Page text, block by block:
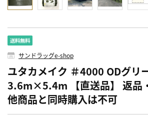
サンドラッグe-shop
ユタカメイク ＃4000 ODグリ
3.6m×5.4m 【直送品】 返品
他商品と同時購入は不可